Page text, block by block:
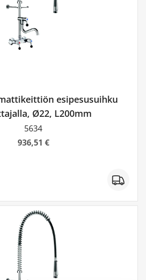
esipesusuihku
Ø22, L200mm
5634
936,51 €